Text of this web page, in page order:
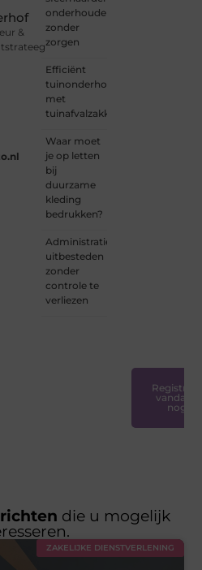
&
onderhouden
zonder
zorgen
Efficiënt
tuinonderhoud
met
tuinafvalzakken
Waar moet
je op letten
bij
duurzame
kleding
bedrukken?
Administratie
uitbesteden
zonder
controle te
verliezen
Registreer
vandaag
nog
die u mogelijk
ZAKELIJKE DIENSTVERLENING